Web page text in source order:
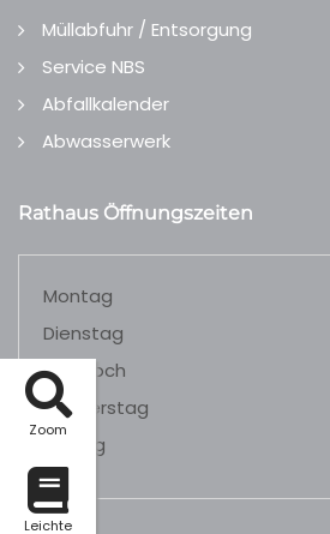
Zoom
Leichte
Müllabfuhr / Entsorgung
Service NBS
Abfallkalender
Abwasserwerk
Rathaus Öffnungszeiten
Montag
Dienstag
Mittwoch
Donnerstag
Freitag